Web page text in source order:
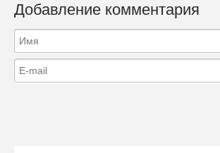
Добавление комментария